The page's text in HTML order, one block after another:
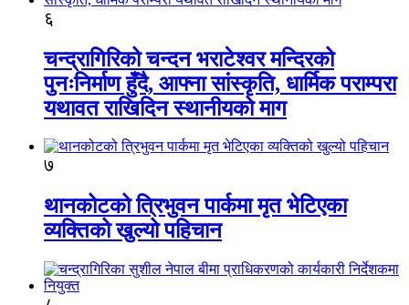
६
चन्द्रागिरिको चन्दन भराटेश्वर मन्दिरको
पुनःनिर्माण हुँदै, आफ्ना सांस्कृति, धार्मिक पराम्परा
यथावत राखिदिन स्थानीयको माग
७
थानकोटको त्रिभुवन पार्कमा मृत भेटिएका
व्यक्तिको खुल्यो पहिचान